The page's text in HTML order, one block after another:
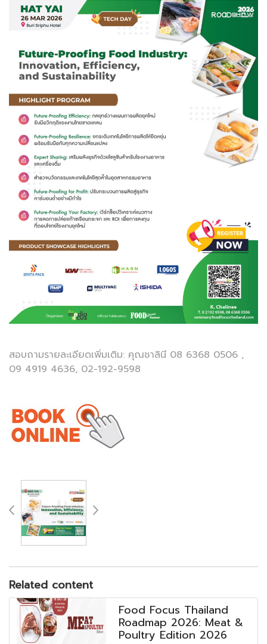
สอบถามรายละเอียดเพิ่มเติม: คุณชาลินี 08 6368 0506 ,
09 4919 4636, 02-192-9598
Related content
Food Focus Thailand
Roadmap 2026: Meat &
Poultry Edition 2026